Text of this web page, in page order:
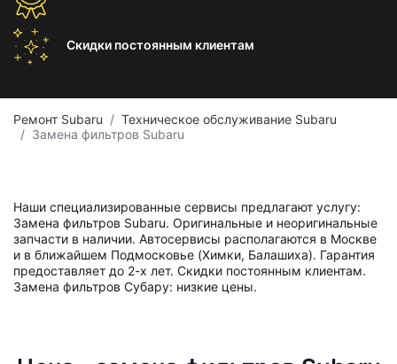
Скидки постоянным клиентам
Ремонт Subaru
Техническое обслуживание Subaru
Замена фильтров Subaru
Наши специализированные сервисы предлагают услугу:
Замена фильтров Subaru. Оригинальные и неоригинальные
запчасти в наличии. Автосервисы располагаются в Москве
и в ближайшем Подмосковье (Химки, Балашиха). Гарантия
предоставляет до 2-х лет. Скидки постоянным клиентам.
Замена фильтров Субару: низкие цены.